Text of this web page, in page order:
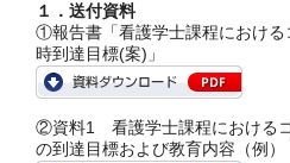
１．送付資料
①報告書「看護学士課程における
時到達目標(案)」
②資料1 看護学士課程における
の到達目標および教育内容（例）